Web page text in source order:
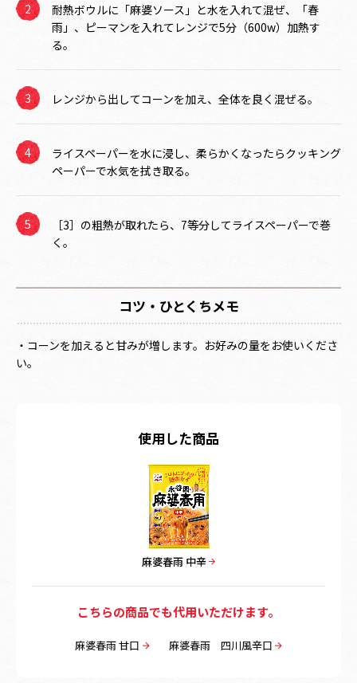
耐熱ボウルに「麻婆ソース」と水を入れて混ぜ、「春
雨」、ピーマンを入れてレンジで5分（600w）加熱す
る。
レンジから出してコーンを加え、全体を良く混ぜる。
ライスペーパーを水に浸し、柔らかくなったらクッキング
ペーパーで水気を拭き取る。
［3］の粗熱が取れたら、7等分してライスペーパーで巻
く。
コツ・ひとくちメモ
・コーンを加えると甘みが増します。お好みの量をお使いくださ
い。
使用した商品
麻婆春雨 中辛
こちらの商品でも代用いただけます。
麻婆春雨 甘口 麻婆春雨 四川風辛口